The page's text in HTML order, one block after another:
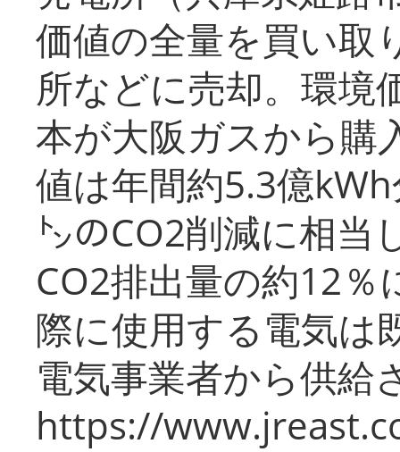
価値の全量を買い取
所などに売却。環境
本が大阪ガスから購
値は年間約5.3億
㌧のCO2削減に相当
CO2排出量の約12％
際に使用する電気は
電気事業者から供給
https://